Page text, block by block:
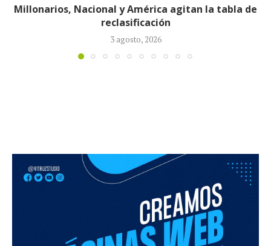
Néstor Lorenzo seguirá al frente de la Selección
Colombia tras ser ratificado...
23 julio, 2026